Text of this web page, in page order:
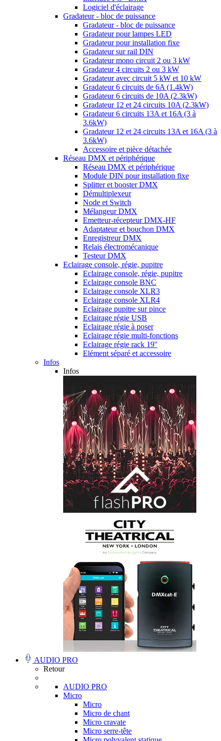
Logiciel d'éclairage
Gradateur - bloc de puissance
Gradateur - bloc de puissance
Gradateur pour lampes LED
Gradateur pour installation fixe
Gradateur sur rail DIN
Gradateur mono circuit 2 ou 3 kW
Gradateur 4 circuits 2 ou 3 kW
Gradateur avec circuit 5 kW et 10 kW
Gradateur 6 circuits de 6A (1.4kW)
Gradateur 6 circuits de 10A (2.3kW)
Gradateur 12 et 24 circuits 10A (2.3kW)
Gradateur 6 circuits 13A et 16A (3 à
3.6kW)
Gradateur 12 et 24 circuits 13A et 16A (3 à
3.6kW)
Accessoire et pièce détachée
Réseau DMX et périphérique
Réseau DMX et périphérique
Module DIN pour installation fixe
Splitter et booster DMX
Démultiplexeur
Node et Switch
Mélangeur DMX
Emetteur-récepteur DMX-HF
Adaptateur et bouchon DMX
Enregistreur DMX
Relais électromécanique
Testeur DMX
Eclairage console, régie, pupitre
Eclairage console, régie, pupitre
Eclairage console BNC
Eclairage console XLR3
Eclairage console XLR4
Eclairage pupitre sur pince
Eclairage régie USB
Eclairage régie à poser
Eclairage régie multi-fonctions
Eclairage régie rack 19''
Elément séparé et accessoire
Infos
Infos
AUDIO PRO
Retour
AUDIO PRO
Micro
Micro
Micro de chant
Micro cravate
Micro serre-tête